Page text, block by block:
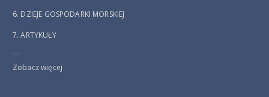
6. DZIEJE GOSPODARKI MORSKIEJ
7. ARTYKUŁY
...
Zobacz więcej